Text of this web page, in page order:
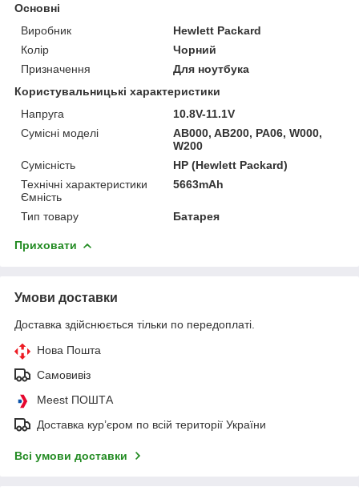
Основні
Виробник
Hewlett Packard
Колір
Чорний
Призначення
Для ноутбука
Користувальницькі характеристики
Напруга
10.8V-11.1V
Сумісні моделі
AB000, AB200, PA06, W000,
W200
Сумісність
HP (Hewlett Packard)
Технічні характеристики
Ємність
5663mAh
Тип товару Батарея
Приховати
Умови доставки
Доставка здійснюється тільки по передоплаті.
Нова Пошта
Самовивіз
Meest ПОШТА
Доставка кур’єром по всій території України
Всі умови доставки